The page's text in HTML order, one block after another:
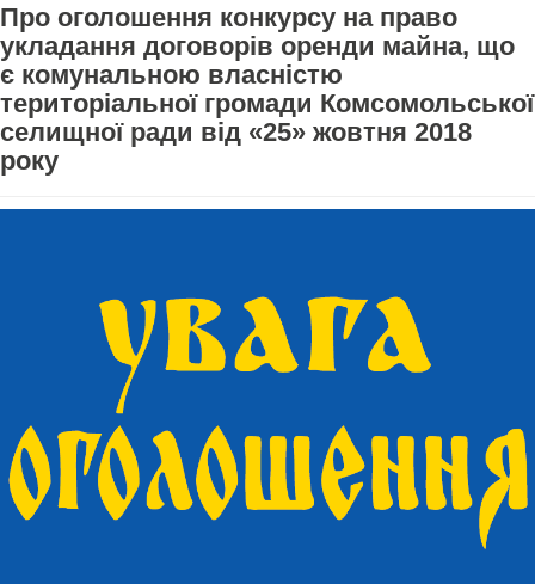
Про оголошення конкурсу на право
укладання договорів оренди майна, що
є комунальною власністю
територіальної громади Комсомольської
селищної ради від «25» жовтня 2018
року